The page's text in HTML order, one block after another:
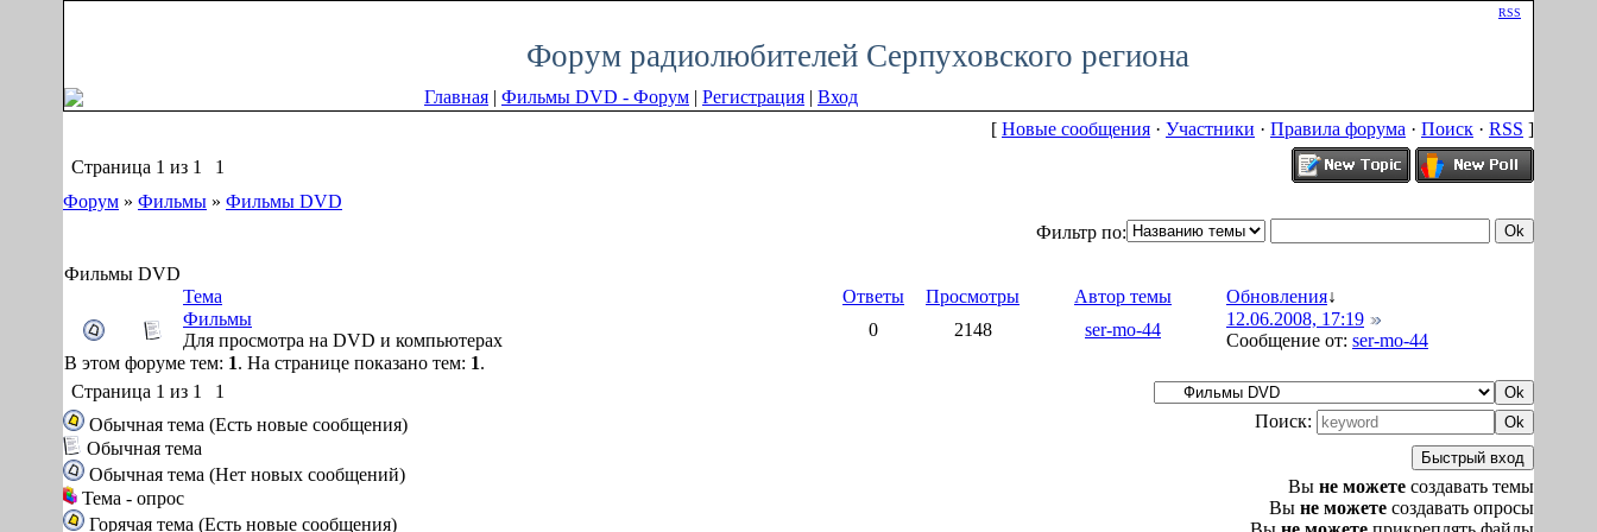
RSS
Форум радиолюбителей Серпуховского региона
Главная | Фильмы DVD - Форум | Регистрация | Вход
[ Новые сообщения · Участники · Правила форума · Поиск · RSS ]
Страница 1 из 1
1
Форум » Фильмы » Фильмы DVD
Фильтр по:
Фильмы DVD
Тема
Ответы Просмотры Автор темы Обновления↓
Фильмы
Для просмотра на DVD и компьютерах
0 2148 ser-mo-44
12.06.2008, 17:19
Сообщение от: ser-mo-44
В этом форуме тем: 1. На странице показано тем: 1.
Страница 1 из 1
1
Обычная тема (Есть новые сообщения)
Обычная тема
Обычная тема (Нет новых сообщений)
Тема - опрос
Горячая тема (Есть новые сообщения)
Поиск:
Вы не можете создавать темы
Вы не можете создавать опросы